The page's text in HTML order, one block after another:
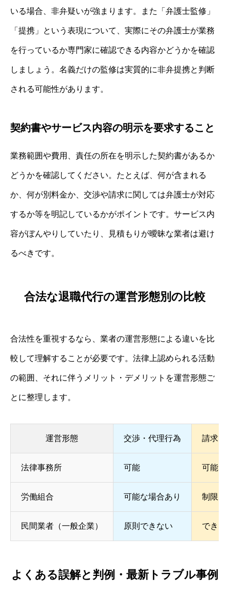
いる場合、非弁疑いが強まります。また「弁護士監修」
「提携」という表現について、実際にその弁護士が業務
を行っているか専門家に確認できる内容かどうかを確認
しましょう。名義だけの監修は実質的に非弁提携と判断
される可能性があります。
契約書やサービス内容の明示を要求すること
業務範囲や費用、責任の所在を明示した契約書があるか
どうかを確認してください。たとえば、何が含まれる
か、何が別料金か、交渉や請求に関しては弁護士が対応
するか等を明記しているかがポイントです。サービス内
容がぼんやりしていたり、見積もりが曖昧な業者は避け
るべきです。
合法な退職代行の運営形態別の比較
合法性を重視するなら、業者の運営形態による違いを比
較して理解することが必要です。法律上認められる活動
の範囲、それに伴うメリット・デメリットを運営形態ご
とに整理します。
運営形態 交渉・代理行為 請求・
法律事務所 可能 可能
労働組合 可能な場合あり 制限あ
民間業者（一般企業） 原則できない できな
よくある誤解と判例・最新トラブル事例